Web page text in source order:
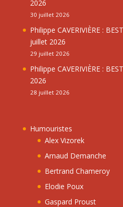
2026
30 juillet 2026
Philippe CAVERIVIÈRE :
juillet 2026
29 juillet 2026
Philippe CAVERIVIÈRE :
2026
28 juillet 2026
Humouristes
Alex Vizorek
Arnaud Demanche
Bertrand Chameroy
Elodie Poux
Gaspard Proust